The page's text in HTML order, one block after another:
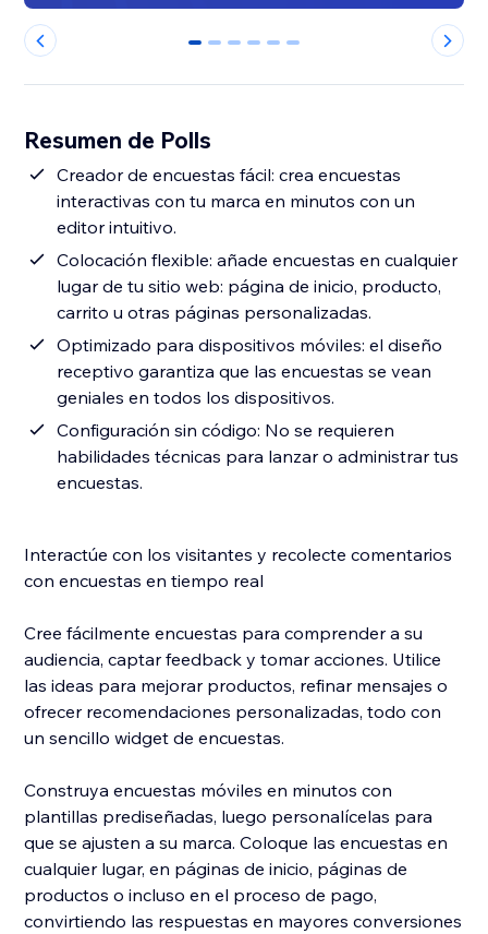
0 1 2 3 4 5
Resumen de Polls
Creador de encuestas fácil: crea encuestas
interactivas con tu marca en minutos con un
editor intuitivo.
Colocación flexible: añade encuestas en cualquier
lugar de tu sitio web: página de inicio, producto,
carrito u otras páginas personalizadas.
Optimizado para dispositivos móviles: el diseño
receptivo garantiza que las encuestas se vean
geniales en todos los dispositivos.
Configuración sin código: No se requieren
habilidades técnicas para lanzar o administrar tus
encuestas.
Interactúe con los visitantes y recolecte comentarios
con encuestas en tiempo real
Cree fácilmente encuestas para comprender a su
audiencia, captar feedback y tomar acciones. Utilice
las ideas para mejorar productos, refinar mensajes o
ofrecer recomendaciones personalizadas, todo con
un sencillo widget de encuestas.
Construya encuestas móviles en minutos con
plantillas prediseñadas, luego personalícelas para
que se ajusten a su marca. Coloque las encuestas en
cualquier lugar, en páginas de inicio, páginas de
productos o incluso en el proceso de pago,
convirtiendo las respuestas en mayores conversiones